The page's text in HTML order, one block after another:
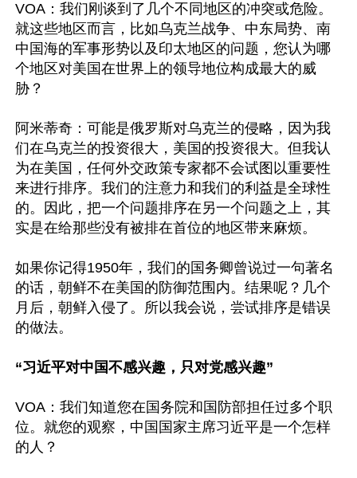
VOA：我们刚谈到了几个不同地区的冲突或危险。
就这些地区而言，比如乌克兰战争、中东局势、南
中国海的军事形势以及印太地区的问题，您认为哪
个地区对美国在世界上的领导地位构成最大的威
胁？
阿米蒂奇：可能是俄罗斯对乌克兰的侵略，因为我
们在乌克兰的投资很大，美国的投资很大。但我认
为在美国，任何外交政策专家都不会试图以重要性
来进行排序。我们的注意力和我们的利益是全球性
的。因此，把一个问题排序在另一个问题之上，其
实是在给那些没有被排在首位的地区带来麻烦。
如果你记得1950年，我们的国务卿曾说过一句著名
的话，朝鲜不在美国的防御范围内。结果呢？几个
月后，朝鲜入侵了。所以我会说，尝试排序是错误
的做法。
“习近平对中国不感兴趣，只对党感兴趣”
VOA：我们知道您在国务院和国防部担任过多个职
位。就您的观察，中国国家主席习近平是一个怎样
的人？